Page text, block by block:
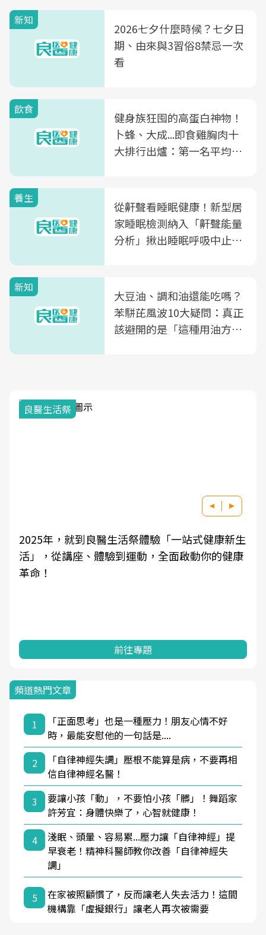
新知
2026七夕什麼時候？七夕日
期、由來與3習俗8禁忌一次
看
飲食
健身族狂囤的高蛋白神物！
卜蜂、大成...即食雞胸肉十
大排行出爐：第一名平均一
養生
從鼾聲看睡眠健康！新型居
家睡眠檢測納入「鼾聲能量
分析」揪出睡眠呼吸中止症
新知
大豆油、調和油還能吃嗎？
苯駢芘風波10大疑問：真正
該避開的是「這種用油方
良醫生活祭
2025年，就到良醫生活祭體驗「一站式健康新生
活」，從講座、體驗到運動，全面啟動你的健康
革命！
前往專題
頻道熱門文章
1
「正面思考」也是一種壓力！朋友心情不好
時，最能安慰他的一句話是....
2
「自律神經失調」壓根不能算是病，不要再相
信自律神經名醫！
3
要讓小孩「動」，不要怕小孩「髒」！舞蹈家
許芳宜：身體快樂了，心智就健康！
4
淺眠、頭暈、容易累...壓力讓「自律神經」提
早衰老！精神科醫師教你改善「自律神經失
調」
5
在家被照顧慣了，反而讓老人失去活力！這間
機構靠「虛擬銀行」讓老人再次被需要